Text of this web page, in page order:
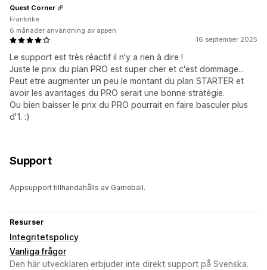
16 september 2025
Le support est très réactif il n'y a rien à dire !
Juste le prix du plan PRO est super cher et c'est dommage...
Peut etre augmenter un peu le montant du plan STARTER et
avoir les avantages du PRO serait une bonne stratégie.
Ou bien baisser le prix du PRO pourrait en faire basculer plus
d'1. :)
Quest Corner
Frankrike
6 månader användning av appen
Support
Appsupport tillhandahålls av Gameball.
Resurser
Integritetspolicy
Vanliga frågor
Den här utvecklaren erbjuder inte direkt support på Svenska.